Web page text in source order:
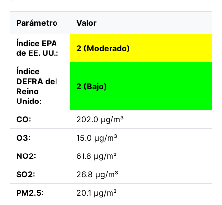
Parámetro Valor
Índice EPA
de EE. UU.:
2 (Moderado)
Índice
DEFRA del
Reino
Unido:
2 (Bajo)
CO:
202.0 µg/m³
O3:
15.0 µg/m³
NO2:
61.8 µg/m³
SO2:
26.8 µg/m³
PM2.5:
20.1 µg/m³